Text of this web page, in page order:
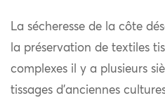
La sécheresse de la côte
la préservation de textiles
complexes il y a plusieurs
tissages d’anciennes